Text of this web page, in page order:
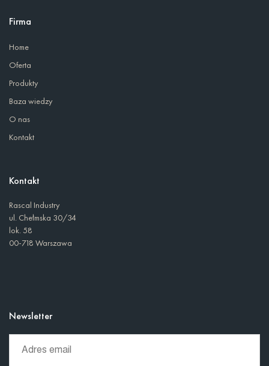
Firma
Home
Oferta
Produkty
Baza wiedzy
O nas
Kontakt
Kontakt
Rascal Industry
ul. Chełmska 30/34
lok. 58
00-718 Warszawa
Newsletter